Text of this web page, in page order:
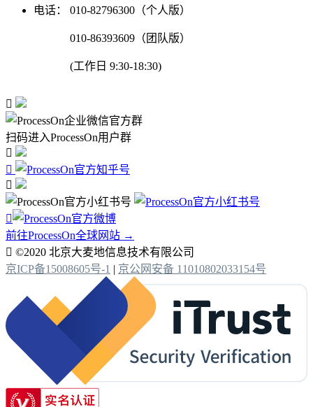
电话：
010-82796300（个人版）
010-86393609（团队版）
(工作日 9:30-18:30)

扫码进入ProcessOn用户群




前往ProcessOn全球网站 →
 ©2020 北京大麦地信息技术有限公司
京ICP备15008605号-1 | 京公网安备 11010802033154号